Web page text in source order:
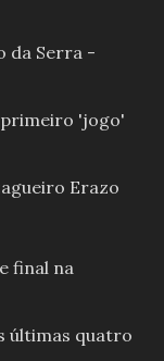
da Serra -
'jogo'
Erazo
final na
últimas quatro